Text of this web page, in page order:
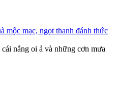
mộc mạc, ngọt thanh đánh thức
nắng oi ả và những cơn mưa